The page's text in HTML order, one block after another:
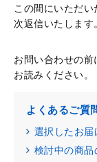
この間にいただ
次返信いたします
お問い合わせの前
お読みください。
よくあるご質
選択したお届
検討中の商